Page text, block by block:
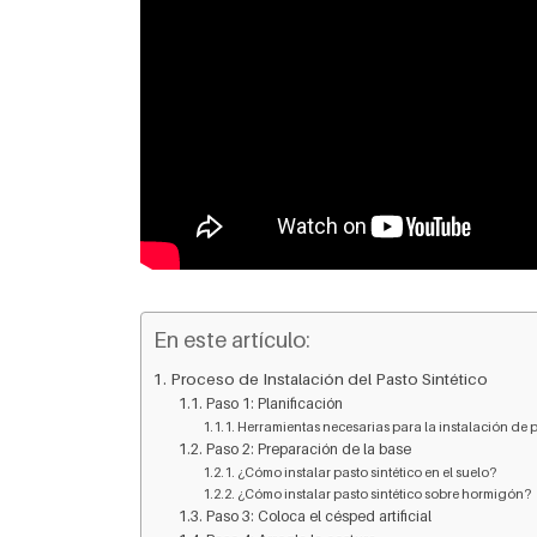
En este artículo:
Proceso de Instalación del Pasto Sintético
Paso 1: Planificación
Herramientas necesarias para la instalación de
Paso 2: Preparación de la base
¿Cómo instalar pasto sintético en el suelo?
¿Cómo instalar pasto sintético sobre hormigón?
Paso 3: Coloca el césped artificial